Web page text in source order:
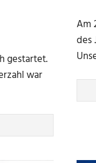
gestartet.
war
Am
des